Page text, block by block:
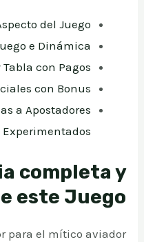
del Juego
e Dinámica
con Pagos
con Bonus
a Apostadores
Experimentados
completa y
este Juego
para el mítico aviador